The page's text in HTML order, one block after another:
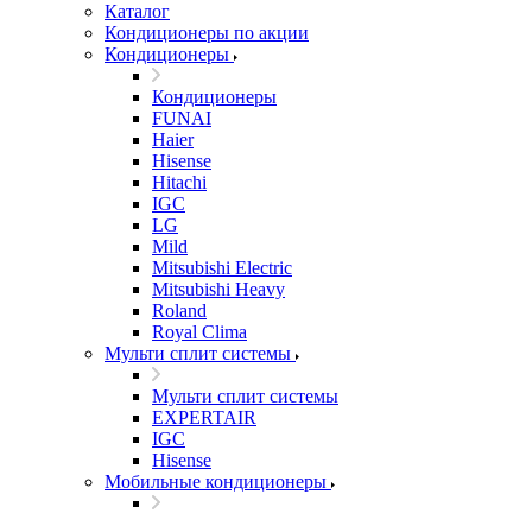
Каталог
Кондиционеры по акции
Кондиционеры
Кондиционеры
FUNAI
Haier
Hisense
Hitachi
IGC
LG
Mild
Mitsubishi Electric
Mitsubishi Heavy
Roland
Royal Clima
Мульти сплит системы
Мульти сплит системы
EXPERTAIR
IGC
Hisense
Мобильные кондиционеры